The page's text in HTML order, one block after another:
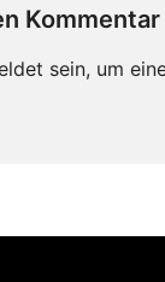
Kommentar
sein, um